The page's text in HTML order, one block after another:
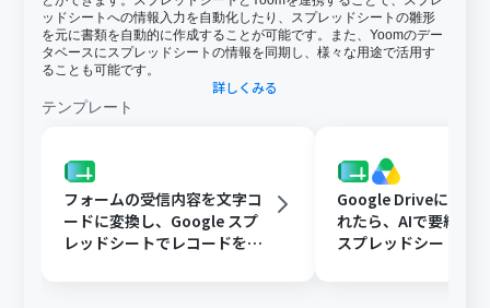
ッドシートへの情報入力を自動化したり、スプレッドシートの雛形
を元に書類を自動的に作成することが可能です。また、Yoomのデー
タベースにスプレッドシートの情報を同期し、様々な用途で活用す
ることも可能です。
詳しくみる
テンプレート
フォームの受信内容を文字コ
ードに変換し、Google スプ
レッドシートでレコードを追
Google Driveに文書
れたら、AIで要約し
スプレッドシートの